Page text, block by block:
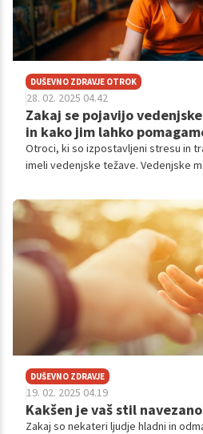
DUŠEVNO ZDRAVJE OTROK
28. 02. 2025 04.42
Zakaj se pojavijo
in kako jim lahko
Otroci, ki so izpostavljeni stresu in
imeli vedenjske težave. Vedenjske
doma, v šoli ali družbenem okolju.
šest mesecev ali več.
DUŠEVNO ZDRAVJE
19. 02. 2025 04.19
Kakšen je vaš stil
Zakaj so nekateri ljudje hladni in